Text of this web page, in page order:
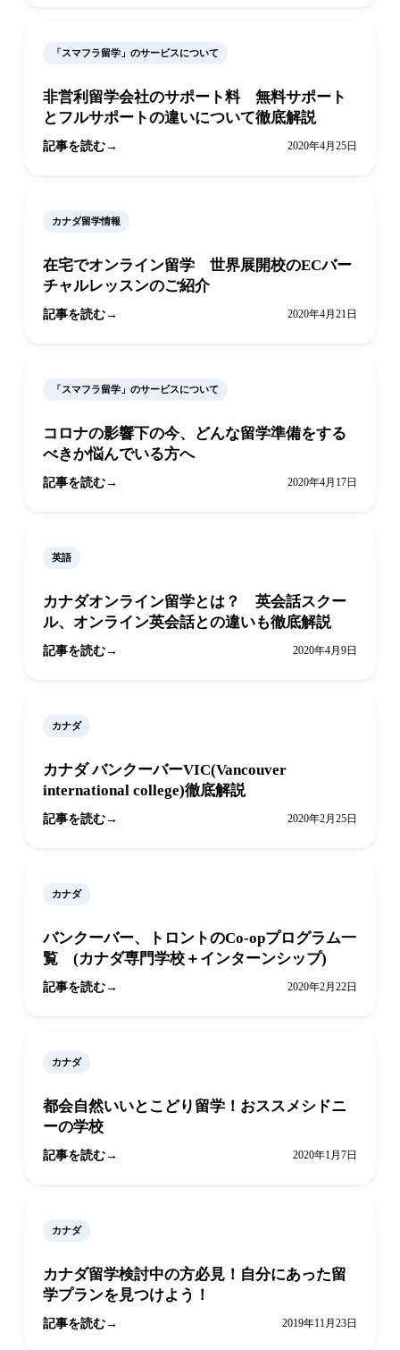
「スマフラ留学」のサービスについて
非営利留学会社のサポート料 無料サポート
とフルサポートの違いについて徹底解説
記事を読む 2020年4月25日
カナダ留学情報
在宅でオンライン留学 世界展開校のECバー
チャルレッスンのご紹介
記事を読む 2020年4月21日
「スマフラ留学」のサービスについて
コロナの影響下の今、どんな留学準備をする
べきか悩んでいる方へ
記事を読む 2020年4月17日
英語
カナダオンライン留学とは？ 英会話スクー
ル、オンライン英会話との違いも徹底解説
記事を読む 2020年4月9日
カナダ
カナダ バンクーバーVIC(Vancouver
international college)徹底解説
記事を読む 2020年2月25日
カナダ
バンクーバー、トロントのCo-opプログラム一
覧 (カナダ専門学校＋インターンシップ)
記事を読む 2020年2月22日
カナダ
都会自然いいとこどり留学！おススメシドニ
ーの学校
記事を読む 2020年1月7日
カナダ
カナダ留学検討中の方必見！自分にあった留
学プランを見つけよう！
記事を読む 2019年11月23日